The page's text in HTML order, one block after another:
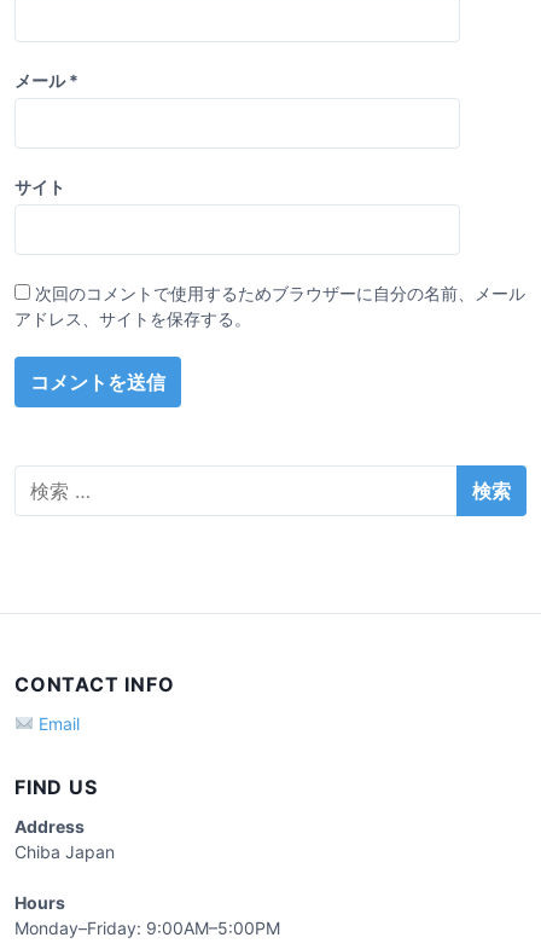
メール*
サイト
次回のコメントで使用するためブラウザーに自分の名前、メール
アドレス、サイトを保存する。
CONTACT INFO
Email
FIND US
Address
Chiba Japan
Hours
Monday–Friday: 9:00AM–5:00PM